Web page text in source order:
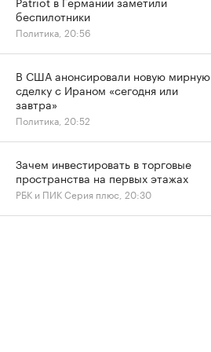
беспилотники
Политика, 20:56
В США анонсировали новую мирную
сделку с Ираном «сегодня или
завтра»
Политика, 20:52
Зачем инвестировать в торговые
пространства на первых этажах
РБК и ПИК Серия плюс, 20:30